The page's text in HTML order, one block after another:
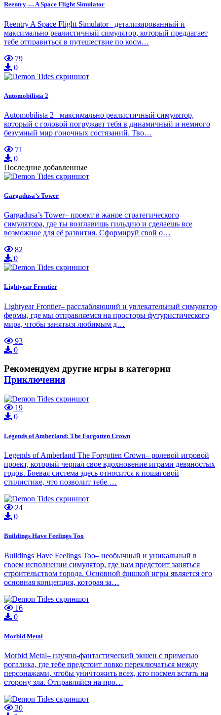
Reentry — A Space Flight Simulator
Reentry A Space Flight Simulator– детализированный и
максимально реалистичный симулятор, который предлагает
тебе отправиться в путешествие по косм…
79
0
Automobilista 2
Automobilista 2– максимально реалистичный симулятор,
который с головой погружает тебя в динамичный и немного
безумный мир гоночных состязаний. Тво…
71
0
Последние добавленные
Gargadusa’s Tower
Gargadusa’s Tower– проект в жанре стратегического
симулятора, где ты возглавишь гильдию и сделаешь все
возможное для её развития. Сформируй свой о…
82
0
Lightyear Frontier
Lightyear Frontier– расслабляющий и увлекательный симулятор
фермы, где мы отправляемся на просторы футуристического
мира, чтобы заняться любимым д…
93
0
Рекомендуем другие игры в категории
Приключения
19
0
Legends of Amberland: The Forgotten Crown
Legends of Amberland The Forgotten Crown– ролевой игровой
проект, который черпал свое вдохновение играми девяностых
годов. Боевая система здесь относится к пошаговой
стилистике, что позволит тебе …
24
0
Buildings Have Feelings Too
Buildings Have Feelings Too– необычный и уникальный в
своем исполнении симулятор, где нам предстоит заняться
строительством города. Основной фишкой игры является его
основная концепция, которая за…
16
0
Morbid Metal
Morbid Metal– научно-фантастический экшен с примесью
рогалика, где тебе предстоит ловко переключаться между
персонажами, чтобы уничтожить всех, кто посмел встать на
сторону зла. Отправляйся на про…
20